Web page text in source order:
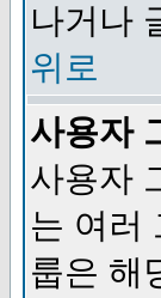
나거나
위로
사용자
사용자
는 여러
룹은 해